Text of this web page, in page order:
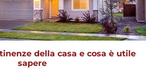
della casa e cosa è utile
sapere